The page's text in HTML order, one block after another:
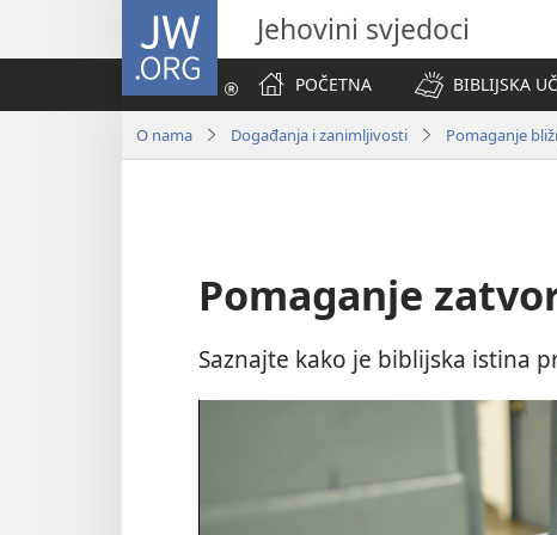
JW.ORG Jehovini svjedoci
POČETNA
BIBLIJSKA
O nama Događanja i zanimljivosti Pomaganje
Pomaganje
Saznajte kako je biblijska istina